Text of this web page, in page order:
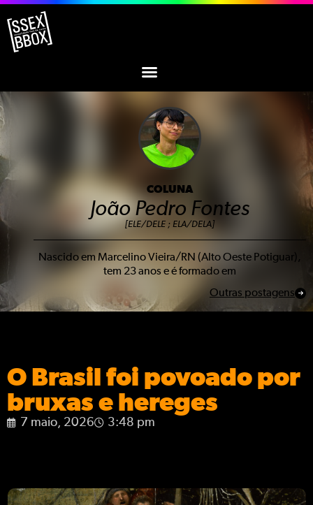
COLUNA
João Pedro Fontes
[ELE/DELE ; ELA/DELA]
Nascido em Marcelino Vieira/RN (Alto Oeste Potiguar),
tem 23 anos e é formado em
Outras postagens
O Brasil foi povoado por
bruxas e hereges
7 maio, 2026 3:48 pm